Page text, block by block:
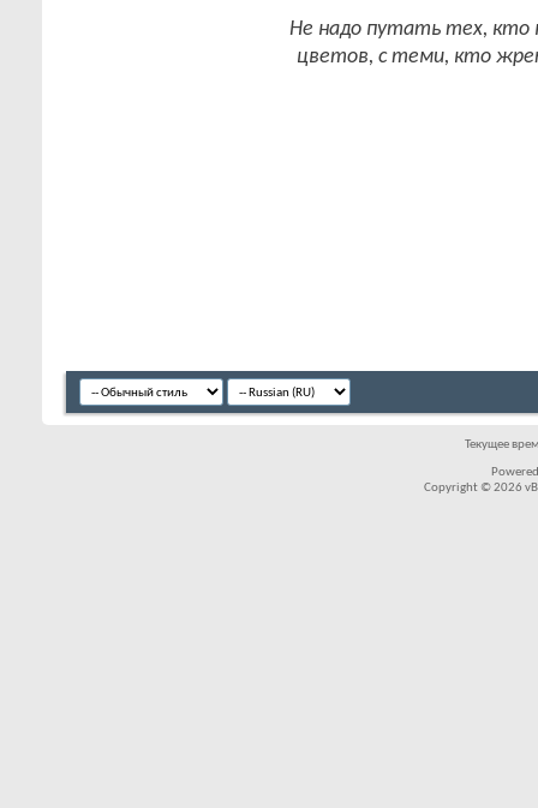
Не надо путать тех,
цветов, с теми, кто
Текущее
Copyright © 2026